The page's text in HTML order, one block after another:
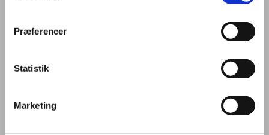
Præferencer
Statistik
Marketing
HHX er en ungdomsuddannelse med særligt fokus på fag som
virksomhedsøkonomi, afsætning, international økonomi og
For et internationalt perspektiv findes valgfag som kulturforståelse,
markedskommunikation og innovation. Derudover vil der generelt i